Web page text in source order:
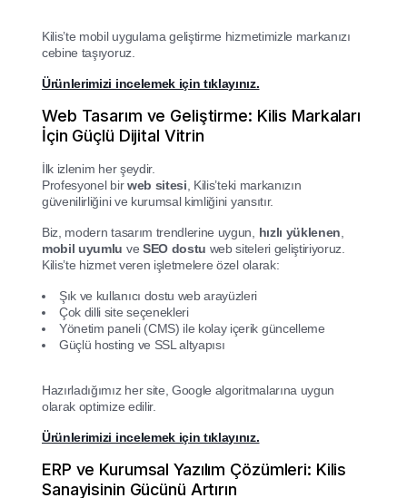
Kilis’te mobil uygulama geliştirme hizmetimizle markanızı
cebine taşıyoruz.
Ürünlerimizi incelemek için tıklayınız.
Web Tasarım ve Geliştirme: Kilis Markaları
İçin Güçlü Dijital Vitrin
İlk izlenim her şeydir.
Profesyonel birweb sitesi , Kilis’teki markanızın
güvenilirliğini ve kurumsal kimliğini yansıtır.
Biz, modern tasarım trendlerine uygun, hızlı yüklenen
mobil uyumlu ve SEO dostu web siteleri geliştiriyoruz.
Kilis’te hizmet veren işletmelere özel olarak:
Şık ve kullanıcı dostu web arayüzleri
Çok dilli site seçenekleri
Yönetim paneli (CMS) ile kolay içerik güncelleme
Güçlü hosting ve SSL altyapısı
Hazırladığımız her site, Google algoritmalarına uygun
olarak optimize edilir.
Ürünlerimizi incelemek için tıklayınız.
ERP ve Kurumsal Yazılım Çözümleri: Kilis
Sanayisinin Gücünü Artırın